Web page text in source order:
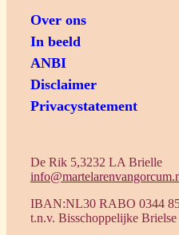
Over ons
In beeld
ANBI
Disclaimer
Privacystatement
De Rik 5,3232 LA Brielle
IBAN:NL30 RABO 0344
t.n.v. Bisschoppelijke